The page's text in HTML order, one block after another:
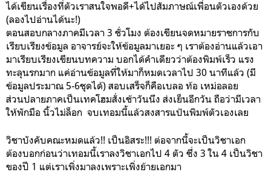
ได้เขียนเรื่องที่ตัวเราสนใจพอดี+ได้ไปสัมภาษณ์เพื่อนตัวเองด้วย
(ลองไปอ่านได้นะ!)
ตอนสอบกลางภาคมีเวลา 3 ชั่วโมง ต้องเขียนจดหมายราชการกับ
เรียบเรียงข้อมูล อาจารย์จะให้ข้อมูลมาเยอะ ๆ เราต้องอ่านแล้วเอา
มาเรียบเรียงเขียนบทความ บอกได้คำเดียวว่าต้องพิมพ์เร็ว แรง
ทะลุนรกมาก แค่อ่านข้อมูลที่ให้มาก็หมดเวลาไป 30 นาทีแล้ว (มี
ข้อมูลประมาณ 5-6ชุดได้) สอบเสร็จก็คือเบลอ ท้อ เหม่อลอย
ส่วนปลายภาคเป็นเทคโฮมสั่งเช้าวันนึง ส่งเย็นอีกวัน ถือว่ามีเวลา
ให้พักมือ นิ้วไม่ล็อก จบเทอมนี้แล้วสงสารแป้นพิมพ์ตัวเองเลย
วิชาบังคับคณะหมดแล้ว!! เป็นอิสระ!!! ต่อจากนี้จะเป็นวิชาเอก
ต้องบอกก่อนว่าเทอมนี้เราลงวิชาเอกไป 4 ตัว ซึ่ง 3 ใน 4 เป็นวิชา
ของปี 1 แต่เราเพิ่งมาลงเพราะเพิ่งย้ายเอกมา